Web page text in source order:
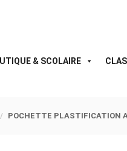
& SCOLAIRE
POCHETTE PLASTIFICATION